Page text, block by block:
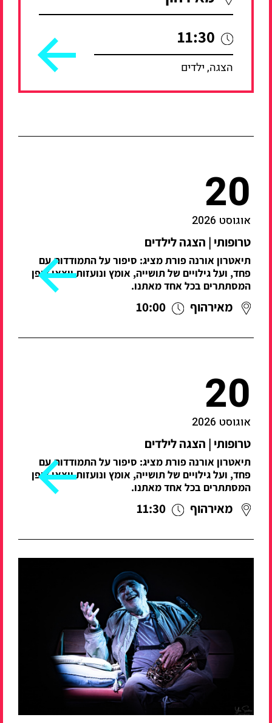
11:30
הצגה, ילדים
20
אוגוסט 2026
טרופותי | הצגה לילדים
תיאטרון אורנה פורת מציג: סיפור על התמודדות עם
פחד, ועל גילויים של תושייה, אומץ ונועזות יוצאי דופן
המסתתרים בכל אחד מאתנו.
מאירהוף 10:00
20
אוגוסט 2026
טרופותי | הצגה לילדים
תיאטרון אורנה פורת מציג: סיפור על התמודדות עם
פחד, ועל גילויים של תושייה, אומץ ונועזות יוצאי דופן
המסתתרים בכל אחד מאתנו.
מאירהוף 11:30